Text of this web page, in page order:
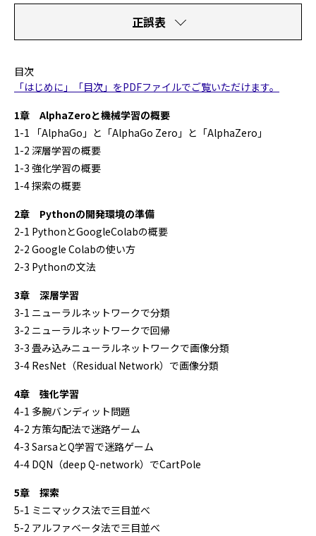
正誤表
目次
「はじめに」「目次」をPDFファイルでご覧いただけます。
1章 AlphaZeroと機械学習の概要
1-1 「AlphaGo」と「AlphaGo Zero」と「AlphaZero」
1-2 深層学習の概要
1-3 強化学習の概要
1-4 探索の概要
2章 Pythonの開発環境の準備
2-1 PythonとGoogleColabの概要
2-2 Google Colabの使い方
2-3 Pythonの文法
3章 深層学習
3-1 ニューラルネットワークで分類
3-2 ニューラルネットワークで回帰
3-3 畳み込みニューラルネットワークで画像分類
3-4 ResNet（Residual Network）で画像分類
4章 強化学習
4-1 多腕バンディット問題
4-2 方策勾配法で迷路ゲーム
4-3 SarsaとQ学習で迷路ゲーム
4-4 DQN（deep Q-network）でCartPole
5章 探索
5-1 ミニマックス法で三目並べ
5-2 アルファベータ法で三目並べ